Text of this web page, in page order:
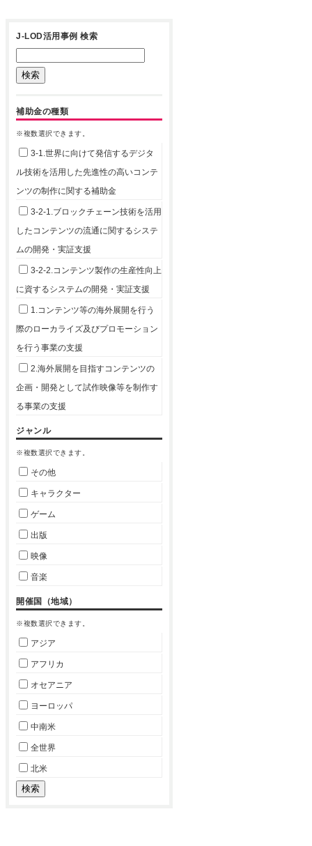
J-LOD活用事例 検索
補助金の種類
※複数選択できます。
3-1.世界に向けて発信するデジタ
ル技術を活用した先進性の高いコンテ
ンツの制作に関する補助金
3-2-1.ブロックチェーン技術を活用
したコンテンツの流通に関するシステ
ムの開発・実証支援
3-2-2.コンテンツ製作の生産性向上
に資するシステムの開発・実証支援
1.コンテンツ等の海外展開を行う
際のローカライズ及びプロモーション
を行う事業の支援
2.海外展開を目指すコンテンツの
企画・開発として試作映像等を制作す
る事業の支援
ジャンル
※複数選択できます。
その他
キャラクター
ゲーム
出版
映像
音楽
開催国（地域）
※複数選択できます。
アジア
アフリカ
オセアニア
ヨーロッパ
中南米
全世界
北米